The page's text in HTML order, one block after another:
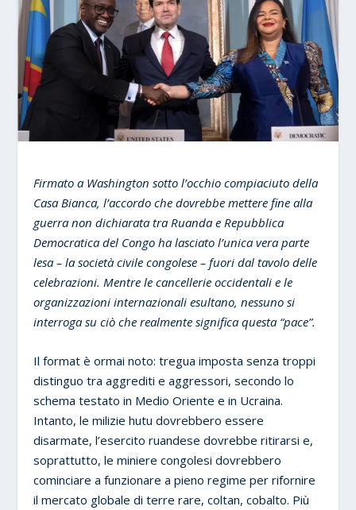
Firmato a Washington sotto l’occhio compiaciuto della
Casa Bianca, l’accordo che dovrebbe mettere fine alla
guerra non dichiarata tra Ruanda e Repubblica
Democratica del Congo ha lasciato l’unica vera parte
lesa – la società civile congolese – fuori dal tavolo delle
celebrazioni. Mentre le cancellerie occidentali e le
organizzazioni internazionali esultano, nessuno si
interroga su ciò che realmente significa questa “pace”.
Il format è ormai noto: tregua imposta senza troppi
distinguo tra aggrediti e aggressori, secondo lo
schema testato in Medio Oriente e in Ucraina.
Intanto, le milizie hutu dovrebbero essere
disarmate, l’esercito ruandese dovrebbe ritirarsi e,
soprattutto, le miniere congolesi dovrebbero
cominciare a funzionare a pieno regime per rifornire
il mercato globale di terre rare, coltan, cobalto. Più